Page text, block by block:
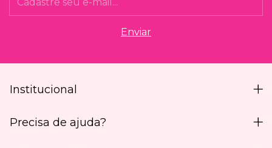
Institucional
Precisa de ajuda?